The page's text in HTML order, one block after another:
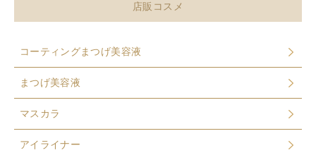
店販コスメ
コーティングまつげ美容液
まつげ美容液
マスカラ
アイライナー